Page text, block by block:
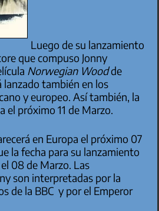
Luego de su lanzamiento
que compuso Jonny
Norwegian Woodde
también en los
y europeo. Así también, la
el próximo 11 de Marzo.
en Europa el próximo 07
la fecha para su lanzamiento
08 de Marzo. Las
son interpretadas por la
de la BBC y por el Emperor